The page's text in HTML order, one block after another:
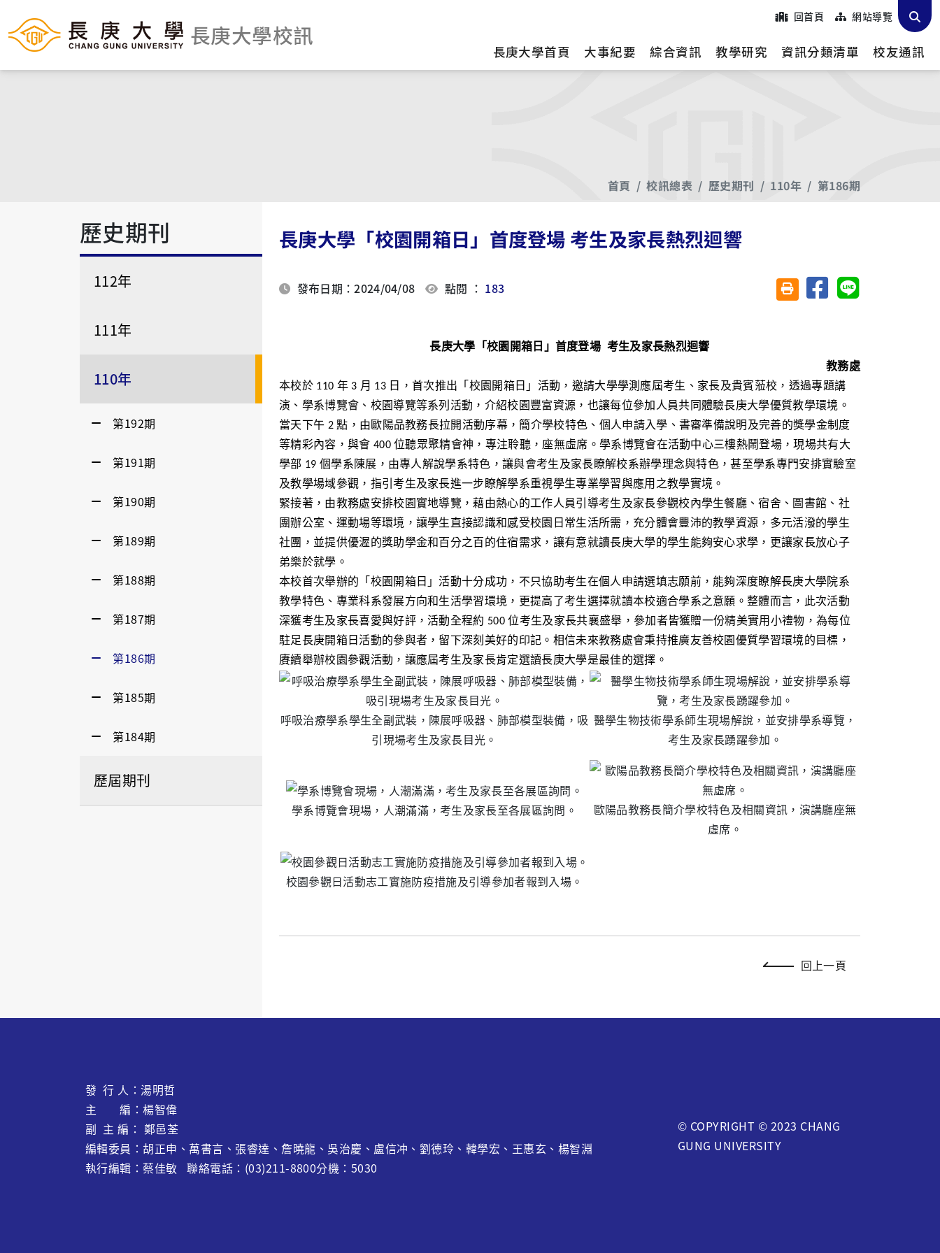
長庚大學校訊
回首頁 網站導覽
長庚大學首頁 大事紀要 綜合資訊 教學研究 資訊分類清單 校友通訊
首頁 校訊總表 歷史期刊 110年 第186期
歷史期刊
112年
111年
110年
第192期
第191期
第190期
第189期
第188期
第187期
第186期
第185期
第184期
歷屆期刊
長庚大學「校園開箱日」首度登場 考生及家長熱烈迴響
發布日期：2024/04/08 點閱 ： 183 友善列印(另開視窗)
分享至臉書分享至 Line
長庚大學「校園開箱日」首度登場 考生及家長熱烈迴響
教務處
本校於 110 年 3 月 13 日，首次推出「校園開箱日」活動，邀請大學學測應屆考生、家長及貴賓蒞校，透過專題講
演、學系博覽會、校園導覽等系列活動，介紹校園豐富資源，也讓每位參加人員共同體驗長庚大學優質教學環境。
當天下午 2 點，由歐陽品教務長拉開活動序幕，簡介學校特色、個人申請入學、書審準備說明及完善的獎學金制度
等精彩內容，與會 400 位聽眾聚精會神，專注聆聽，座無虛席。學系博覽會在活動中心三樓熱鬧登場，現場共有大
學部 19 個學系陳展，由專人解說學系特色，讓與會考生及家長瞭解校系辦學理念與特色，甚至學系專門安排實驗室
及教學場域參觀，指引考生及家長進一步瞭解學系重視學生專業學習與應用之教學實境。
緊接著，由教務處安排校園實地導覽，藉由熱心的工作人員引導考生及家長參觀校內學生餐廳、宿舍、圖書館、社
團辦公室、運動場等環境，讓學生直接認識和感受校園日常生活所需，充分體會豐沛的教學資源，多元活潑的學生
社團，並提供優渥的獎助學金和百分之百的住宿需求，讓有意就讀長庚大學的學生能夠安心求學，更讓家長放心子
弟樂於就學。
本校首次舉辦的「校園開箱日」活動十分成功，不只協助考生在個人申請選填志願前，能夠深度瞭解長庚大學院系
教學特色、專業科系發展方向和生活學習環境，更提高了考生選擇就讀本校適合學系之意願。整體而言，此次活動
深獲考生及家長喜愛與好評，活動全程約 500 位考生及家長共襄盛舉，參加者皆獲贈一份精美實用小禮物，為每位
駐足長庚開箱日活動的參與者，留下深刻美好的印記。相信未來教務處會秉持推廣友善校園優質學習環境的目標，
賡續舉辦校園參觀活動，讓應屆考生及家長肯定選讀長庚大學是最佳的選擇。
呼吸治療學系學生全副武裝，陳展呼吸器、肺部模型裝備，吸
引現場考生及家長目光。
醫學生物技術學系師生現場解說，並安排學系導覽，
考生及家長踴躍參加。
學系博覽會現場，人潮滿滿，考生及家長至各展區詢問。
歐陽品教務長簡介學校特色及相關資訊，演講廳座無
虛席。
校園參觀日活動志工實施防疫措施及引導參加者報到入場。
回上一頁
發 行 人：湯明哲
主 編：楊智偉
副 主 編： 鄭邑荃
編輯委員：胡正申、萬書言、張睿達、詹曉龍 、吳治慶、盧信冲、劉德玲、韓學宏、王惠玄、 楊智淵
執行編輯：蔡佳敏 聯絡電話：(03)211-8800分機：5030
© COPYRIGHT © 2023 CHANG
GUNG UNIVERSITY